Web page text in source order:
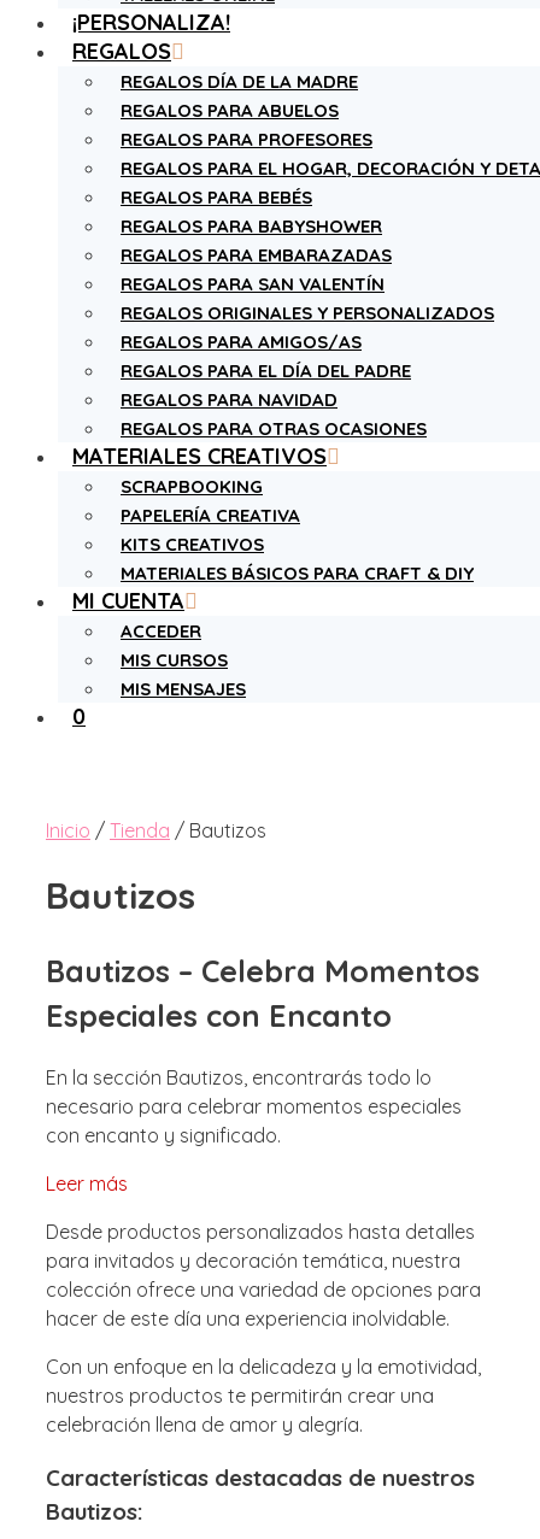
¡PERSONALIZA!
REGALOS
REGALOS DÍA DE LA MADRE
REGALOS PARA ABUELOS
REGALOS PARA PROFESORES
REGALOS PARA EL HOGAR, DECORACIÓN Y
REGALOS PARA BEBÉS
REGALOS PARA BABYSHOWER
REGALOS PARA EMBARAZADAS
REGALOS PARA SAN VALENTÍN
REGALOS ORIGINALES Y PERSONALIZADOS
REGALOS PARA AMIGOS/AS
REGALOS PARA EL DÍA DEL PADRE
REGALOS PARA NAVIDAD
REGALOS PARA OTRAS OCASIONES
MATERIALES CREATIVOS
SCRAPBOOKING
PAPELERÍA CREATIVA
KITS CREATIVOS
MATERIALES BÁSICOS PARA CRAFT & DIY
MI CUENTA
ACCEDER
MIS CURSOS
MIS MENSAJES
0
Inicio / Tienda / Bautizos
Bautizos
Bautizos – Celebra Momentos
Especiales con Encanto
En la sección Bautizos, encontrarás todo lo
necesario para celebrar momentos especiales
con encanto y significado.
Leer más
Desde productos personalizados hasta detalles
para invitados y decoración temática, nuestra
colección ofrece una variedad de opciones para
hacer de este día una experiencia inolvidable.
Con un enfoque en la delicadeza y la emotividad,
nuestros productos te permitirán crear una
celebración llena de amor y alegría.
Características destacadas de nuestros
Bautizos: